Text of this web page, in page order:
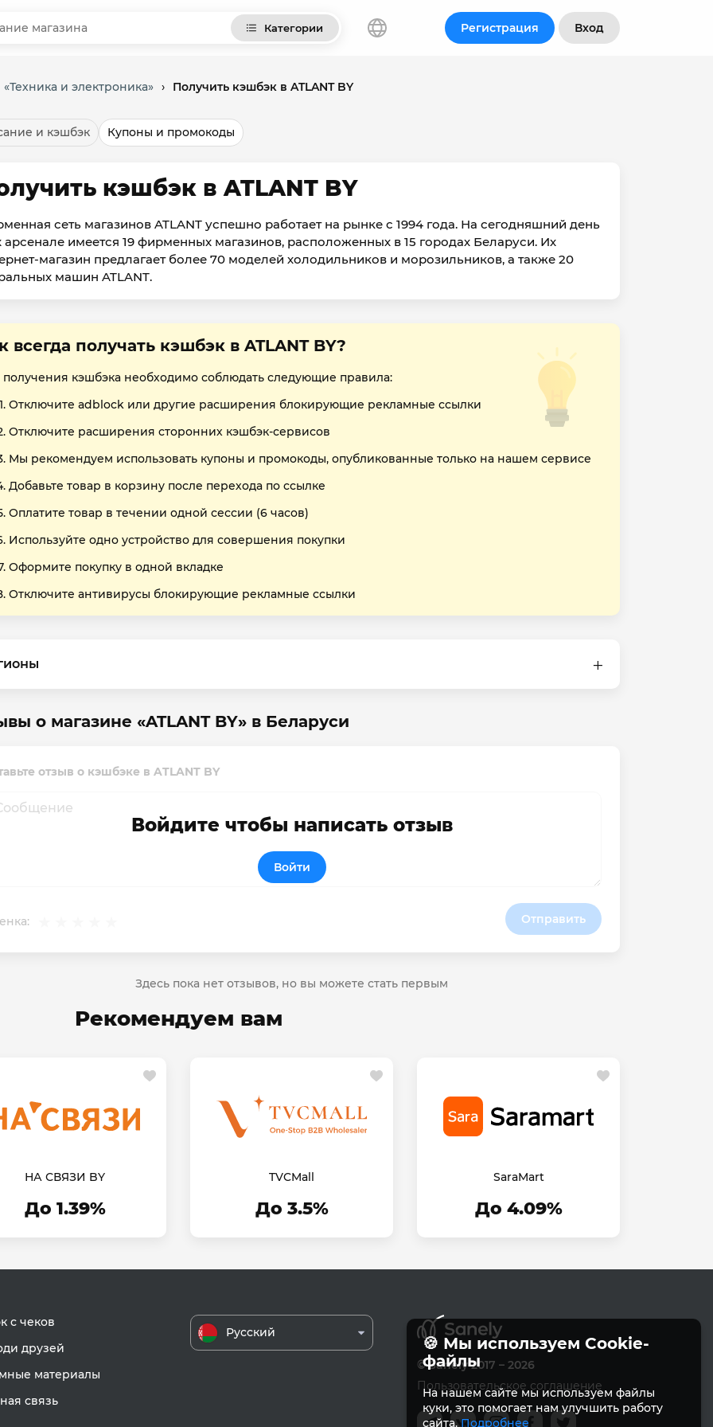
Категории Регистрация Вход
и электроника» › Получить кэшбэк в ATLANT BY
и кэшбэк Купоны и промокоды
кэшбэк в ATLANT BY
сеть магазинов ATLANT успешно работает на рынке с 1994 года. На сегодняшний день
арсенале имеется 19 фирменных магазинов, расположенных в 15 городах Беларуси. Их
магазин предлагает более 70 моделей холодильников и морозильников, а также 20
машин ATLANT.
всегда получать кэшбэк в ATLANT BY?
кэшбэка необходимо соблюдать следующие правила:
Отключите adblock или другие расширения блокирующие рекламные ссылки
Отключите расширения сторонних кэшбэк-сервисов
Мы рекомендуем использовать купоны и промокоды, опубликованные только на нашем сервисе
Добавьте товар в корзину после перехода по ссылке
Оплатите товар в течении одной сессии (6 часов)
Используйте одно устройство для совершения покупки
Оформите покупку в одной вкладке
Отключите антивирусы блокирующие рекламные ссылки
о магазине «ATLANT BY» в Беларуси
отзыв о кэшбэке в ATLANT BY
Отправить
Войдите чтобы написать отзыв
Войти
Здесь пока нет отзывов, но вы можете стать первым
Рекомендуем вам
НА СВЯЗИ BY
До 1.39%
TVCMall
До 3.5%
SaraMart
До 4.09%
с чеков
друзей
материалы
связь
Русский
© Sanely 2017 – 2026
Пользовательское соглашение
🍪 Мы используем Cookie-
файлы
На нашем сайте мы используем файлы
куки, это помогает нам улучшить работу
сайта.Подробнее